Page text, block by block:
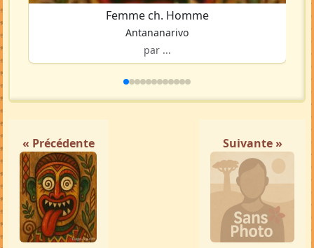
Femme ch. Homme
Antananarivo
par ...
« Précédente Suivante »